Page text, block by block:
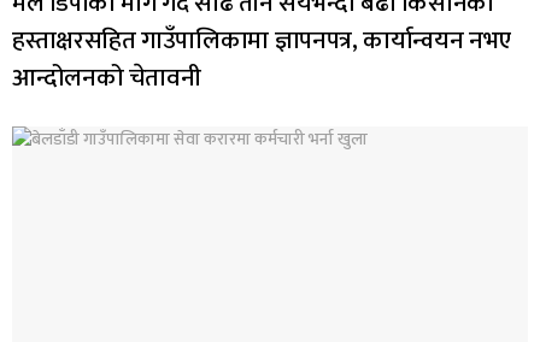
हस्ताक्षरसहित गाउँपालिकामा ज्ञापनपत्र, कार्यान्वयन नभए
आन्दोलनको चेतावनी